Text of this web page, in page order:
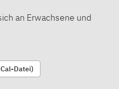
an Erwachsene und
Datei)